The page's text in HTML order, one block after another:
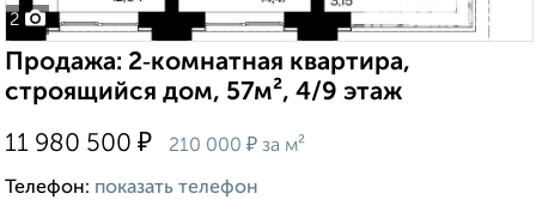
2
Продажа: 2‑комнатная квартира,
строящийся дом, 57м², 4/9 этаж
11 980 500 ₽ 210 000 ₽ за м²
Телефон: показать телефон